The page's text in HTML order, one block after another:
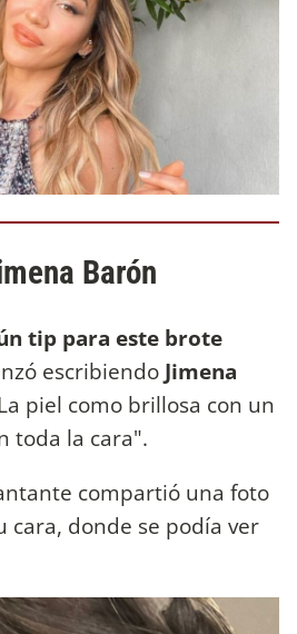
Barón
tip para este brote
escribiendo Jimena
piel como brillosa con un
toda la cara".
compartió una foto
cara, donde se podía ver